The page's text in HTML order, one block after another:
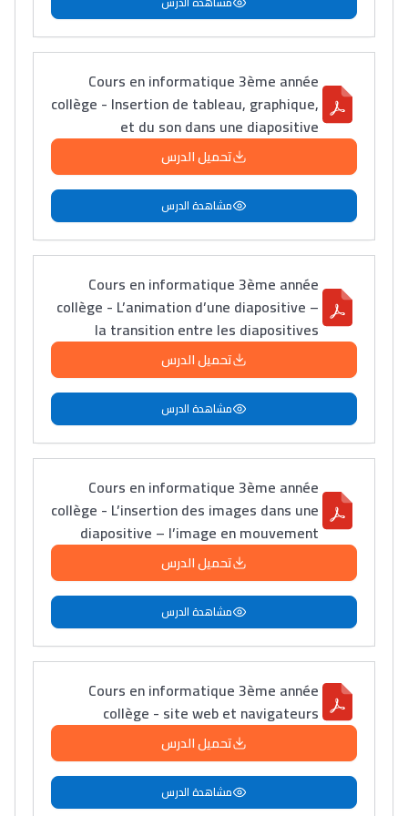
Lycée Maroc
التعليم الثانوي التأهيلي
Collège au Maroc
التعليم الثانوي الإعدادي
+ de 78 Sujets
Interviews/Vidéos
+ de 89 Interviews/Vidéos
دليل المهن
ما يزيد عن 149 مهنة
دليل التوجيه
التوجيه بالثانوي و الإعدادي
Cours en informatique 3ème année
collège - Insertion de tableau, graphique,
et du son dans une diapositive
تحميل الدرس
مشاهدة الدرس
Cours en informatique 3ème année
collège - L’animation d’une diapositive –
la transition entre les diapositives
تحميل الدرس
مشاهدة الدرس
Cours en informatique 3ème année
collège - L’insertion des images dans une
diapositive – l’image en mouvement
تحميل الدرس
مشاهدة الدرس
Cours en informatique 3ème année
collège - site web et navigateurs
تحميل الدرس
مشاهدة الدرس